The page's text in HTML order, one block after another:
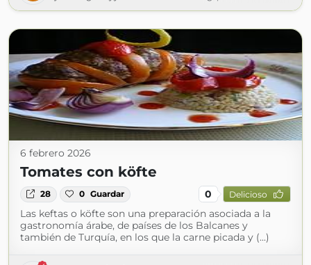
6 febrero 2026
Tomates con köfte
28 0 Guardar 0 Delicioso
Las keftas o köfte son una preparación asociada a la
gastronomía árabe, de países de los Balcanes y
también de Turquía, en los que la carne picada y (...)